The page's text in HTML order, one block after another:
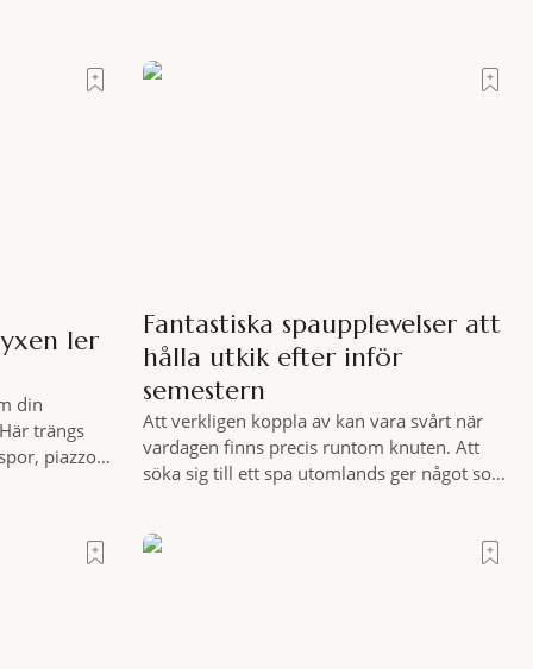
ler
din
trängs
piazzor
sig Portrait
den smått
Fantastiska spaupplevelser att
hålla utkik efter inför
semestern
Att verkligen koppla av kan vara svårt när
vardagen finns precis runtom knuten. Att
söka sig till ett spa utomlands ger något som
där tillståndet av lugn och harmoni. I en